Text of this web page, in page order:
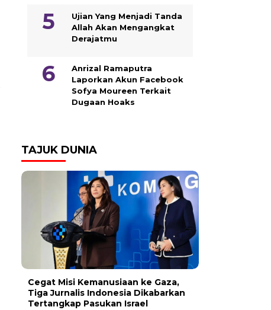
Ujian Yang Menjadi Tanda
Allah Akan Mengangkat
Derajatmu
Anrizal Ramaputra
Laporkan Akun Facebook
Sofya Moureen Terkait
Dugaan Hoaks
TAJUK DUNIA
Cegat Misi Kemanusiaan ke Gaza,
Tiga Jurnalis Indonesia Dikabarkan
Tertangkap Pasukan Israel